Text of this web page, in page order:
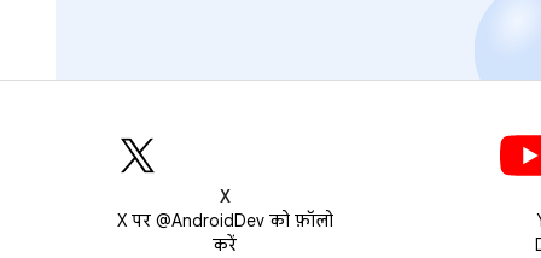
X
X पर @AndroidDev को फ़ॉलो
करें